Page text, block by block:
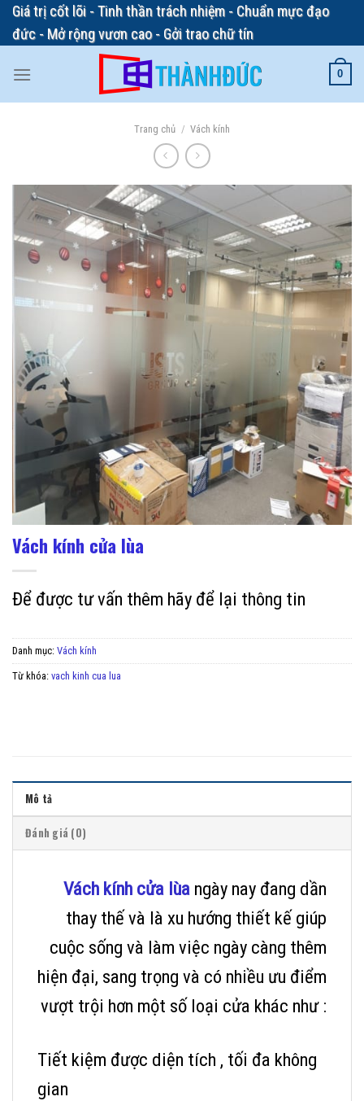
Skip
content
Giá trị cốt lõi - Tinh thần trách nhiệm - Chuẩn mực đạo
đức - Mở rộng vươn cao - Gởi trao chữ tín
0
Trang chủ / Vách kính
Vách kính cửa lùa
Để được tư vấn thêm hãy để lại thông tin
Danh mục: Vách kính
Từ khóa: vach kinh cua lua
Mô tả
Đánh giá (0)
Vách kính cửa lùa ngày nay đang dần
thay thế và là xu hướng thiết kế giúp
cuộc sống và làm việc ngày càng thêm
hiện đại, sang trọng và có nhiều ưu điểm
vượt trội hơn một số loại cửa khác như :
Tiết kiệm được diện tích , tối đa không
gian